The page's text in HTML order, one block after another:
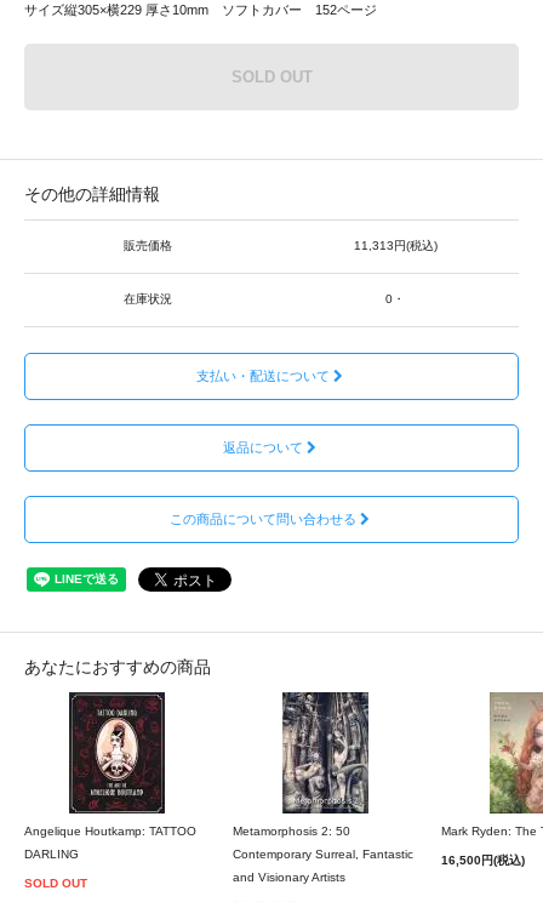
サイズ縦305×横229 厚さ10mm ソフトカバー 152ページ
SOLD OUT
その他の詳細情報
販売価格 11,313円(税込)
在庫状況 0・
支払い・配送について
返品について
この商品について問い合わせる
あなたにおすすめの商品
Angelique Houtkamp: TATTOO
DARLING
SOLD OUT
Metamorphosis 2: 50
Contemporary Surreal, Fantastic
and Visionary Artists
Mark Ryden: The
16,500円(税込)